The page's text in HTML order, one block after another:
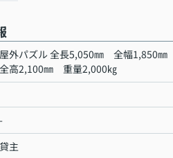
屋外パズル 全長5,050㎜ 全幅1,850㎜
全高2,100㎜ 重量2,000㎏
-
貸主